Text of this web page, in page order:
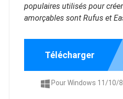
populaires utilisés pour
amorçables sont Rufus et
Télécharger
 Pour Windows 11/10/